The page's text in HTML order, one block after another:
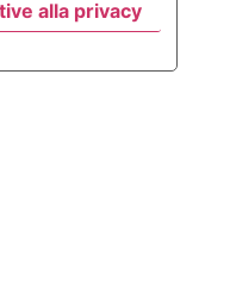
alla privacy